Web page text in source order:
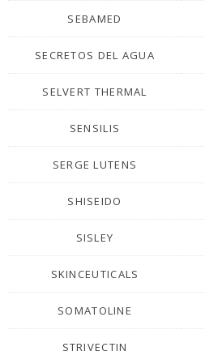
SEBAMED
SECRETOS DEL AGUA
SELVERT THERMAL
SENSILIS
SERGE LUTENS
SHISEIDO
SISLEY
SKINCEUTICALS
SOMATOLINE
STRIVECTIN